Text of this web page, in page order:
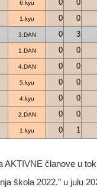
6.kyu 0 0
1.kyu 0 0
3.DAN 0 3
1.DAN 0 0
4.DAN 0 0
5.kyu 0 0
4.kyu 0 0
2.DAN 0 0
1.kyu 0 1
AKTIVNE članove u
škola 2022." u julu